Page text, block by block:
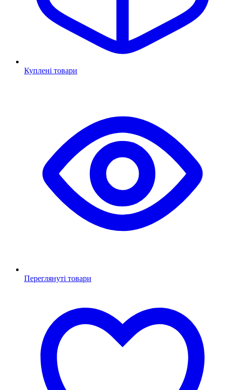
Куплені товари
Переглянуті товари